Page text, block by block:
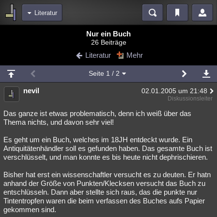
Literatur
Blogs
Chat Wiki Neuigkeiten
meine Rubriken
Menschen Mystery Kriminalfälle
Spiritualität Verschwörungen Technologie Ufologie
weitere Rubriken
Philosophie Träume Orte Esoterik Literatur
Astronomie Helpdesk Gruppen Gaming Filme
Musik Clash Verbesserungen Allmystery English
Übersichten
Nur ein Buch
26 Beiträge
Literatur Mehr
Seite 1 / 2
nevil 02.01.2005 um 21:48
Diskussionsleiter
Das ganze ist etwas problematisch, denn ich weiß über das
Thema nichts, und davon sehr viel!
Es geht um ein Buch, welches im 18JH entdeckt wurde. Ein
Antiquitätenhändler soll es gefunden haben. Das gesamte Buch ist
verschlüsselt, und man konnte es bis heute nicht dephrischieren.
Bisher hat erst ein wissenschaftler versucht es zu deuten. Er hatn
anhand der Größe von Punkten/Klecksen versucht das Buch zu
entschlüsseln. Dann aber stellte sich raus, das die punkte nur
Tintentropfen waren die beim verfassen des Buches aufs Papier
gekommen sind.